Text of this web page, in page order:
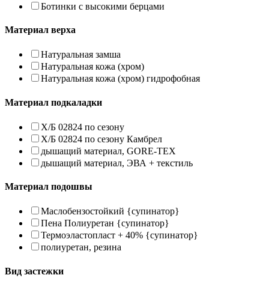
Ботинки с высокими берцами
Материал верха
Натуральная замша
Натуральная кожа (хром)
Натуральная кожа (хром) гидрофобная
Материал подкаладки
Х/Б 02824 по сезону
Х/Б 02824 по сезону Камбрел
дышащий материал, GORE-TEX
дышащий материал, ЭВА + текстиль
Материал подошвы
Маслобензостойкий {супинатор}
Пена Полиуретан {супинатор}
Термоэластопласт + 40% {супинатор}
полиуретан, резина
Вид застежки